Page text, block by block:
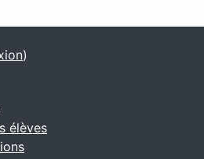
)
élèves